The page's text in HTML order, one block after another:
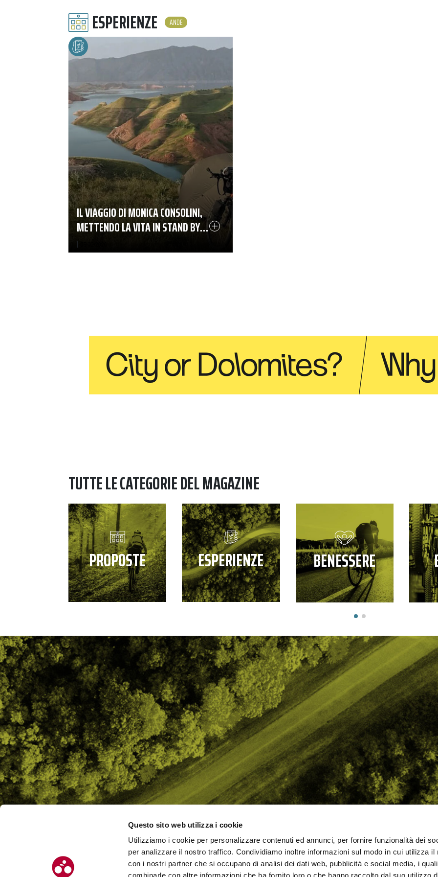
Questo sito web utilizza i cookie
Utilizziamo i cookie per personalizzare contenuti ed annunci, per fornire funzionalità dei
per analizzare il nostro traffico. Condividiamo inoltre informazioni sul modo in cui utilizza il
con i nostri partner che si occupano di analisi dei dati web, pubblicità e social media, i
ESPERIENZE ANDE
IL VIAGGIO DI MONICA CONSOLINI,
METTENDO LA VITA IN STAND BY…
TUTTE LE CATEGORIE DEL MAGAZINE
PROPOSTE ESPERIENZE BENESSERE
CHI SIAMO
CONTATTI
STRADA
GRAVEL
PROPOSTE
ESPERIENZE
BENESSERE
BIKE LAB
BIKE HOTEL
BIKE ECONOMY